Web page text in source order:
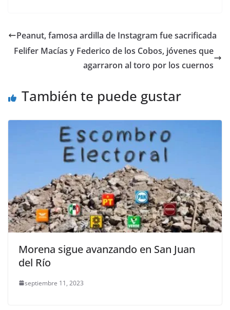
e
b
k
er l s
A
p
y
Li
n
gr
a
m
e
Peanut, famosa ardilla de Instagram fue sacrificada
Felifer Macías y Federico de los Cobos, jóvenes que
agarraron al toro por los cuernos
También te puede gustar
Morena sigue avanzando en San Juan
del Río
septiembre 11, 2023